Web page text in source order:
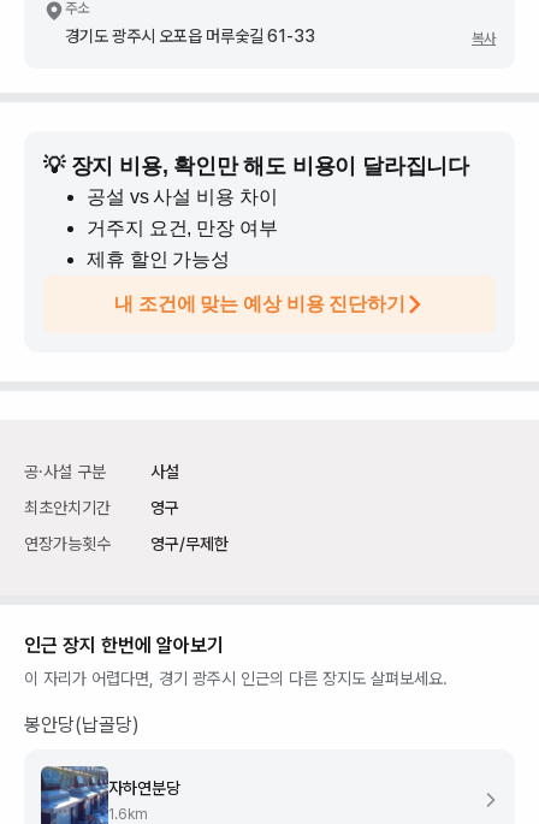
주소
경기도 광주시 오포읍 머루숯길 61-33 복사
💡 장지 비용, 확인만 해도 비용이 달라집니다
공설 vs 사설 비용 차이
거주지 요건, 만장 여부
제휴 할인 가능성
내 조건에 맞는 예상 비용 진단하기
공·사설 구분
사설
최초안치기간
영구
연장가능횟수
영구/무제한
인근 장지 한번에 알아보기
이 자리가 어렵다면, 경기 광주시 인근의 다른 장지도 살펴보세요.
봉안당(납골당)
자하연분당
1.6 km